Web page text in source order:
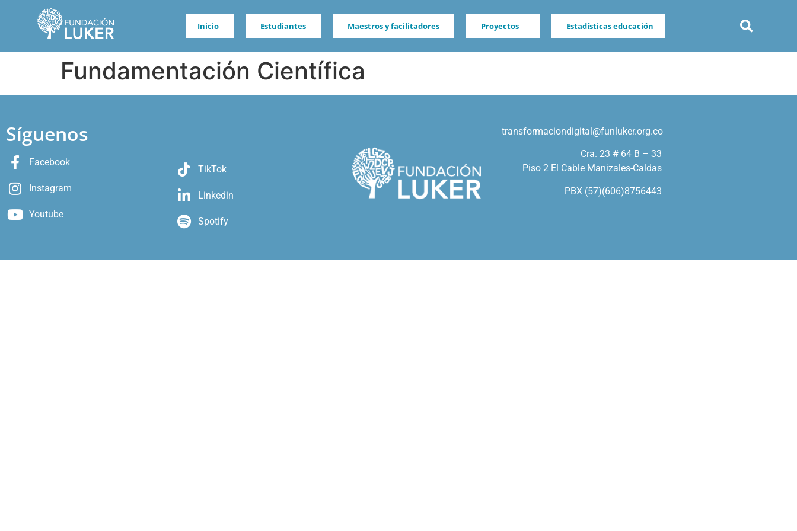
Inicio Estudiantes Maestros y facilitadores Proyectos Estadísticas educación
Fundamentación Científica
Síguenos
Facebook
Instagram
Youtube
TikTok
Linkedin
Spotify
transformaciondigital@funluker.org.co
Cra. 23 # 64 B – 33
Piso 2 El Cable Manizales-Caldas
PBX (57)(606)8756443